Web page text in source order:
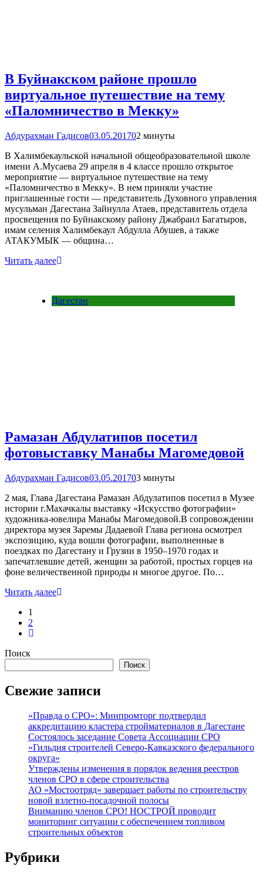
В Буйнакском районе прошло
виртуальное путешествие на тему
«Паломничество в Мекку»
Абдурахман Гадисов03.05.201702 минуты
В Халимбекаульской начальной общеобразовательной школе
имени А.Мусаева 29 апреля в 4 классе прошло открытое
мероприятие — виртуальное путешествие на тему
«Паломничество в Мекку». В нем приняли участие
приглашенные гости — представитель Духовного управления
мусульман Дагестана Зайнулла Атаев, представитель отдела
просвещения по Буйнакскому району Джабраил Багатыров,
имам селения Халимбекаул Абдулла Абушев, а также
АТАКУМЫК — община…
Читать далее
Дагестан
Рамазан Абдулатипов посетил
фотовыставку Манабы Магомедовой
Абдурахман Гадисов03.05.201703 минуты
2 мая, Глава Дагестана Рамазан Абдулатипов посетил в Музее
истории г.Махачкалы выставку «Искусство фотографии»
художника-ювелира Манабы Магомедовой.В сопровождении
директора музея Заремы Дадаевой Глава региона осмотрел
экспозицию, куда вошли фотографии, выполненные в
поездках по Дагестану и Грузии в 1950–1970 годах и
запечатлевшие детей, женщин за работой, простых горцев на
фоне величественной природы и многое другое. По…
Читать далее
1
2
Поиск
Поиск
Свежие записи
«Правда о СРО»: Минпромторг подтвердил
аккредитацию кластера стройматериалов в Дагестане
Состоялось заседание Совета Ассоциации СРО
«Гильдия строителей Северо-Кавказского федерального
округа»
Утверждены изменения в порядок ведения реестров
членов СРО в сфере строительства
АО «Мостоотряд» завершает работы по строительству
новой взлетно-посадочной полосы
Вниманию членов СРО! НОСТРОЙ проводит
мониторинг ситуации с обеспечением топливом
строительных объектов
Рубрики